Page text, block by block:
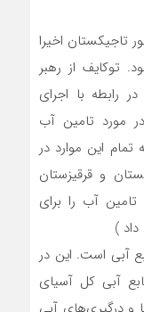
تاجیکستان اخیرا
توکایف از رهبر
رابطه با اجرای
مورد تامین آب
این موارد در
و قرقیزستان
آب را برای
)
آبی است. این در
۴۰ درصد از منابع آبی کل آسیای